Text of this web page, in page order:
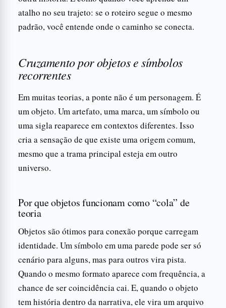
atalho no seu trajeto: se o roteiro segue o mesmo
padrão, você entende onde o caminho se conecta.
Cruzamento por objetos e símbolos
recorrentes
Em muitas teorias, a ponte não é um personagem. É
um objeto. Um artefato, uma marca, um símbolo ou
uma sigla reaparece em contextos diferentes. Isso
cria a sensação de que existe uma origem comum,
mesmo que a trama principal esteja em outro
universo.
Por que objetos funcionam como “cola” de
teoria
Objetos são ótimos para conexão porque carregam
identidade. Um símbolo em uma parede pode ser só
cenário para alguns, mas para outros vira pista.
Quando o mesmo formato aparece com frequência, a
chance de ser coincidência cai. E, quando o objeto
tem história dentro da narrativa, ele vira um arquivo